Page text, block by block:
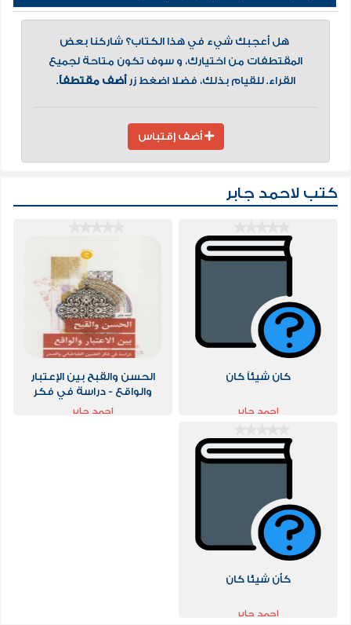
هل أعجبك شيء في هذا الكتاب؟ شاركنا بعض
المقتطفات من اختيارك، و سوف تكون متاحة لجميع
القراء. للقيام بذلك، فضلا اضغط زرأضف مقتطفاً.
أضف إقتباس
كتب لاحمد جابر
كان شيئاً كان
احمد جابر
الحسن والقبح بين الإعتبار
والواقع - دراسة في فكر
احمد جابر
كأن شيئا كان
احمد جابر